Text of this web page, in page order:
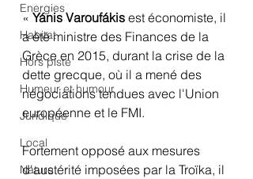
Energies
Habitat
Hors piste
Humeur et humour
Juridique
Local
Nature
« Yánis Varoufákis est économiste, il
a été ministre des Finances de la
Grèce en 2015, durant la crise de la
dette grecque, où il a mené des
négociations tendues avec l'Union
européenne et le FMI.
Fortement opposé aux mesures
d'austérité imposées par la Troïka, il